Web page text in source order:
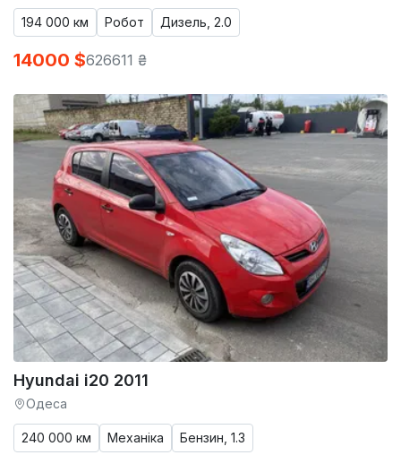
194 000 км Робот Дизель, 2.0
14000 $626611 ₴
Hyundai i20 2011
Одеса
240 000 км Механіка Бензин, 1.3